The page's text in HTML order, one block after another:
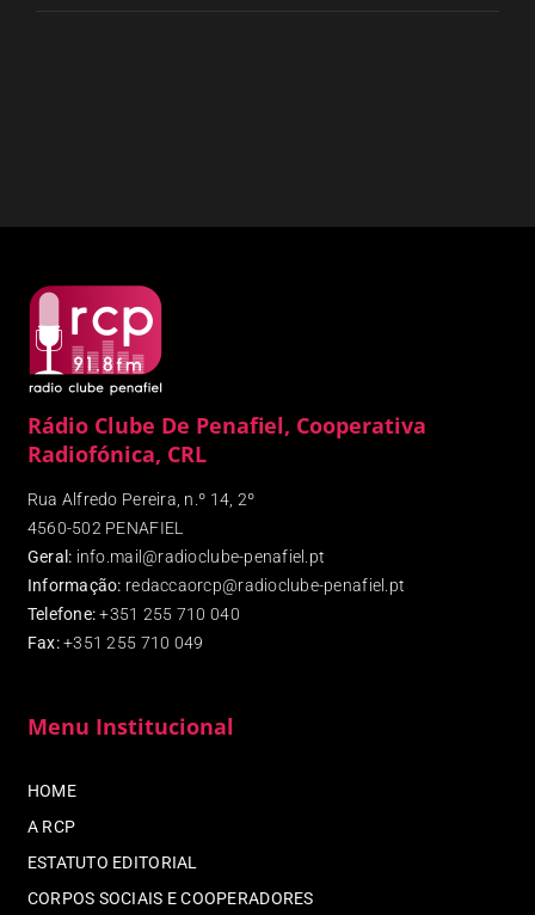
Rádio Clube De Penafiel, Cooperativa
Radiofónica, CRL
Rua Alfredo Pereira, n.º 14, 2º
4560-502 PENAFIEL
Geral: info.mail@radioclube-penafiel.pt
Informação: redaccaorcp@radioclube-penafiel.pt
Telefone: +351 255 710 040
Fax:+351 255 710 049
Menu Institucional
HOME
A RCP
ESTATUTO EDITORIAL
CORPOS SOCIAIS E COOPERADORES